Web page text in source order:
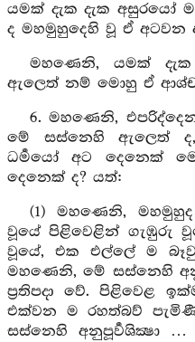
යමක් දැක දැක අසුරයෝ
ද මහමුහුදෙහි වූ ඒ අටවන
මහණෙනි, යමක් දැක
ඇලෙත් නම් මොහු ඒ
6. මහණෙනි,
මේ සස්නෙහි ඇලෙත්
ධර්‍මයෝ අට දෙනෙක්
දෙනෙක් ද? යත්:
(1) මහණෙනි,
වූයේ පිළිවෙළින් ගැඹුරු
වූයේ, එක එල්ලේ ම
මහණෙනි, මේ සස්නෙහි
ප්‍රතිපදා වේ. පිළිවෙළ
එක්වන ම රහත්බව්
සස්නෙහි අනුපූර්‍වශික්‍ෂා